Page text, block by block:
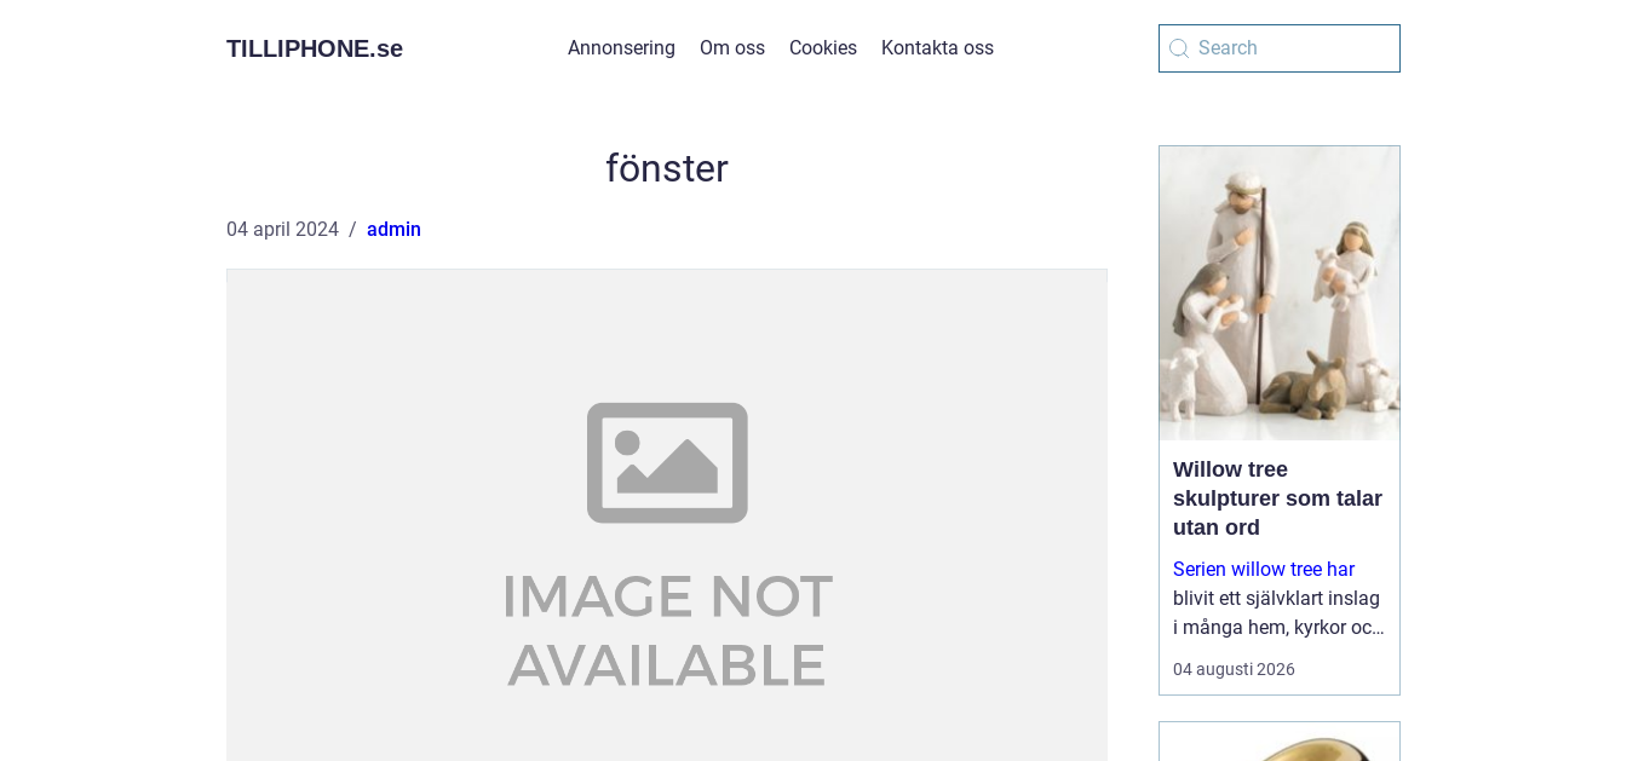
TILLIPHONE.se Annonsering Om oss Cookies Kontakta oss
fönster
04 april 2024 admin
Willow tree
skulpturer som talar
utan ord
Serien willow tree har
blivit ett självklart inslag
i många hem, kyrkor och
arbetsrum. De stilla
figurerna utan ansikten
känslor. De uttrycker
04 augusti 2026